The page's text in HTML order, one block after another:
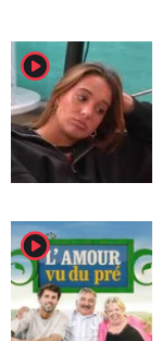
player2
player2